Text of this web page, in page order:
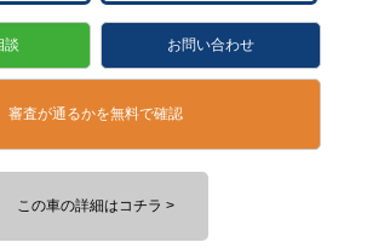
談 お問い合わせ
審査が通るかを無料で確認
この車の詳細はコチラ >